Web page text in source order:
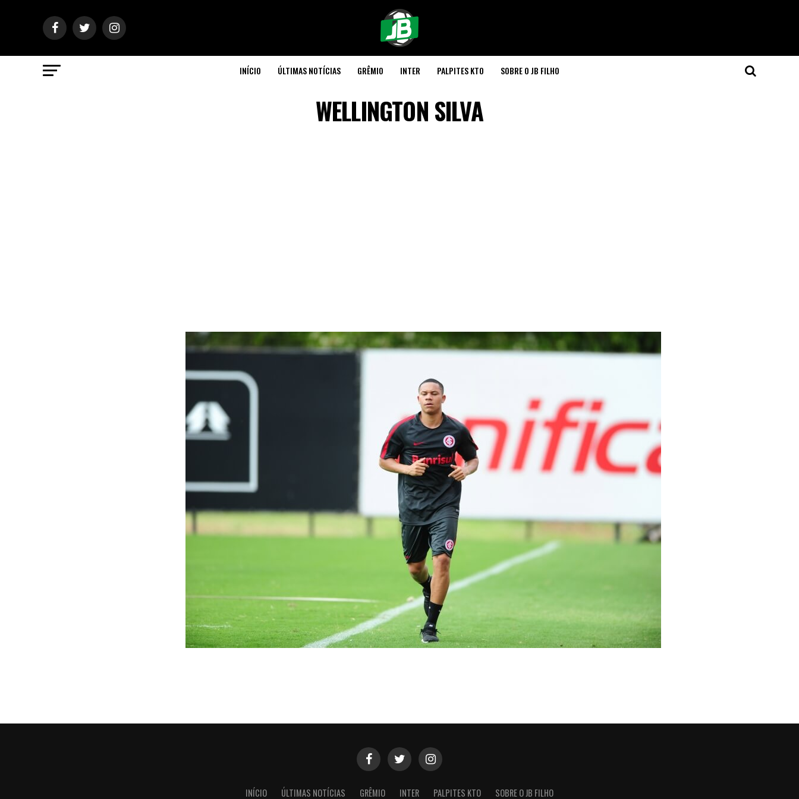
INÍCIO ÚLTIMAS NOTÍCIAS GRÊMIO INTER PALPITES KTO SOBRE O JB FILHO
WELLINGTON SILVA
INÍCIO ÚLTIMAS NOTÍCIAS GRÊMIO INTER PALPITES KTO SOBRE O JB FILHO